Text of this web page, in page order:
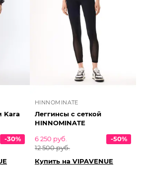
Kara
-30%
HINNOMINATE
Леггинсы с сеткой
HINNOMINATE
6 250 руб.
12 500 руб.
-50%
Купить на VIPAVENUE